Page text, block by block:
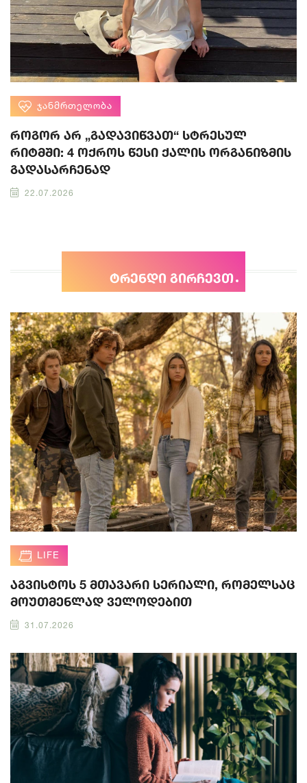
ᲯᲐᲜᲛᲠᲗᲔᲚᲝᲑᲐ
როგორ არ „გადავიწვათ“ სტრესულ
რიტმში: 4 ოქროს წესი ქალის ორგანიზმის
გადასარჩენად
22.07.2026
ტრენდი გირჩევთ
LIFE
აგვისტოს 5 მთავარი სერიალი, რომელსაც
მოუთმენლად ველოდებით
31.07.2026